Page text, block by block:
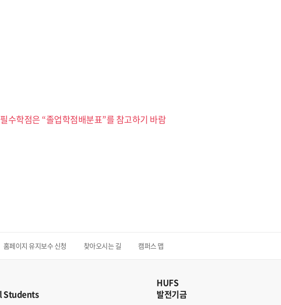
수학점은 “졸업학점배분표”를 참고하기 바람
홈페이지 유지보수 신청 찾아오시는 길 캠퍼스 맵
Students
HUFS
발전기금